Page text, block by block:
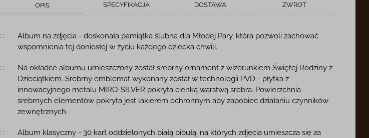
OPIS SPECYFIKACJA DOSTAWA ZWROT
Opis produktu
Album na zdjęcia - doskonała pamiątka ślubna dla Młodej Pary, która pozwoli zachować
wspomnienia tej doniosłej w życiu każdego dziecka chwili.
Na okładce albumu umieszczony został srebrny ornament z wizerunkiem Świętej Rodziny z
Dzieciątkiem. Srebrny emblemat wykonany został w technologii PVD - płytka z
innowacyjnego metalu MIRO-SILVER pokryta cienką warstwą srebra. Powierzchnia
srebrnych elementów pokryta jest lakierem ochronnym aby zapobiec działaniu czynników
zewnętrznych.
Album klasyczny - 30 kart oddzielonych białą bibułą, na których zdjęcia umieszcza się za